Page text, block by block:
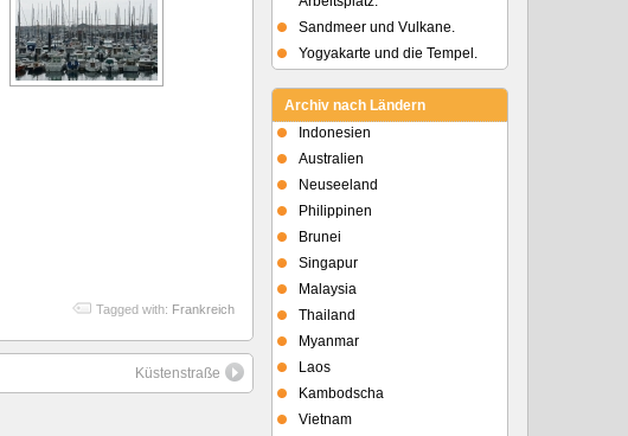
Tagged with: Frankreich
Küstenstraße
Sandmeer und Vulkane.
Yogyakarte und die Tempel.
Archiv nach Ländern
Indonesien
Australien
Neuseeland
Philippinen
Brunei
Singapur
Malaysia
Thailand
Myanmar
Laos
Kambodscha
Vietnam